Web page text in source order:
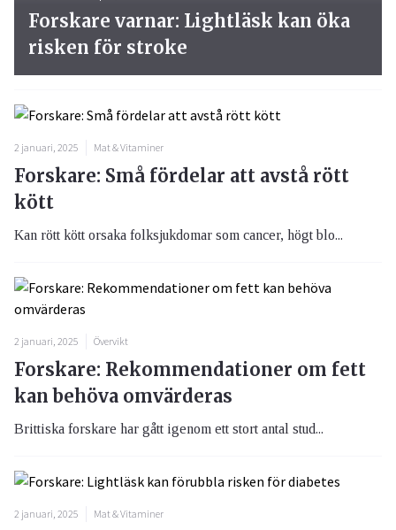
Forskare varnar: Lightläsk kan öka
risken för stroke
2 januari, 2025 Mat & Vitaminer
Forskare: Små fördelar att avstå rött
kött
Kan rött kött orsaka folksjukdomar som cancer, högt blo...
2 januari, 2025 Övervikt
Forskare: Rekommendationer om fett
kan behöva omvärderas
Brittiska forskare har gått igenom ett stort antal stud...
2 januari, 2025 Mat & Vitaminer